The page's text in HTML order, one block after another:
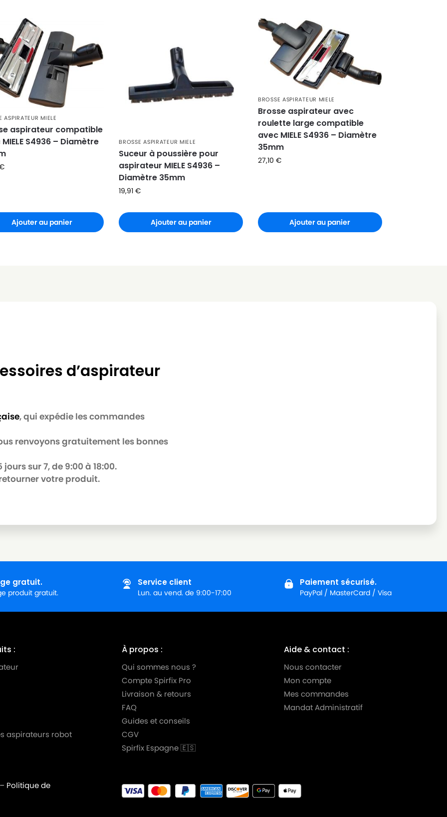
ASPIRATEUR MIELE
aspirateur compatible
S4936 – Diamètre
Ajouter au panier
BROSSE ASPIRATEUR MIELE
Suceur à poussière pour
aspirateur MIELE S4936 –
Diamètre 35mm
19,91€
Ajouter au panier
BROSSE ASPIRATEUR MIELE
Brosse aspirateur avec
roulette large compatible
avec MIELE S4936 – Diamètre
35mm
27,10€
Ajouter au panier
d’aspirateur
, qui expédie les commandes
renvoyons gratuitement les bonnes
sur 7, de 9:00 à 18:00.
votre produit.
gratuit.
produit gratuit.
Service client
Lun. au vend. de 9:00-17:00
Paiement sécurisé.
PayPal / MasterCard / Visa
:
aspirateurs robot
À propos :
Qui sommes nous ?
Compte Spirfix Pro
Livraison & retours
FAQ
Guides et conseils
CGV
Spirfix Espagne 🇪🇸
Aide & contact :
Nous contacter
Mon compte
Mes commandes
Mandat Administratif
– Politique de